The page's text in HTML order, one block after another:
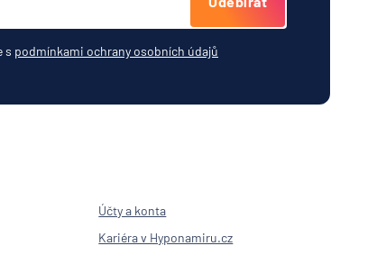
s podmínkami ochrany osobních údajů
Účty a konta
Kariéra v Hyponamiru.cz